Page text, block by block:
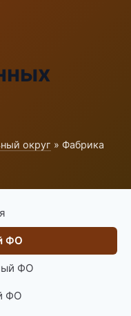
округ » Фабрика
ФО
ФО
ФО